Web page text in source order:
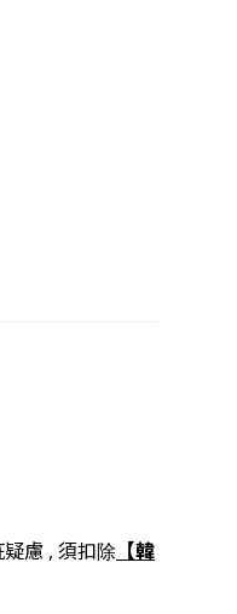
慮 , 須扣除 【韓